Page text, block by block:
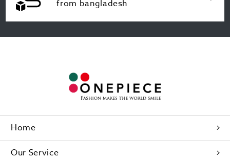
from bangladesh
Home
Our Service